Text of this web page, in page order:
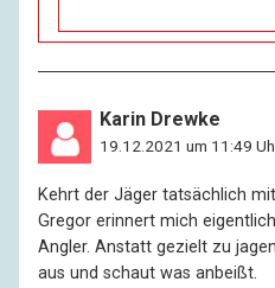
Karin Drewke
19.12.2021 um 11:49
Kehrt der Jäger tatsächlich
Gregor erinnert mich
Angler. Anstatt gezielt zu
aus und schaut was anbeißt.